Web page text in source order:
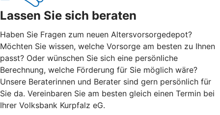
Lassen Sie sich beraten
Haben Sie Fragen zum neuen Altersvorsorgedepot?
Möchten Sie wissen, welche Vorsorge am besten zu Ihnen
passt? Oder wünschen Sie sich eine persönliche
Berechnung, welche Förderung für Sie möglich wäre?
Unsere Beraterinnen und Berater sind gern persönlich für
Sie da. Vereinbaren Sie am besten gleich einen Termin bei
Ihrer Volksbank Kurpfalz eG.